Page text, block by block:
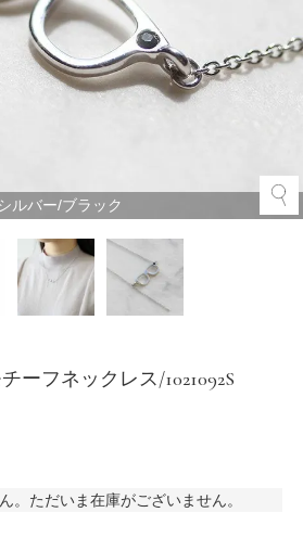
シルバー/ブラック
ーフネックレス/1021092S
。ただいま在庫がございません。